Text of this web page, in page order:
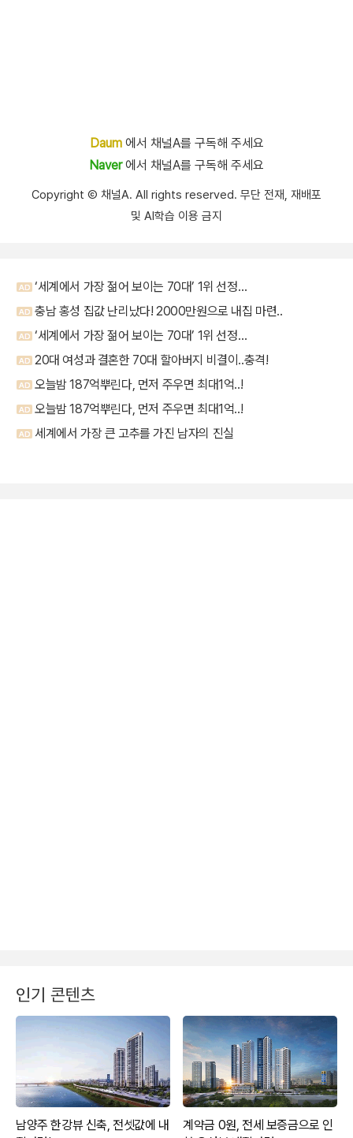
Daum에서 채널A를 구독해 주세요
Naver에서 채널A를 구독해 주세요
Copyright Ⓒ 채널A. All rights reserved. 무단 전재, 재배포
및 AI학습 이용 금지
인기 콘텐츠